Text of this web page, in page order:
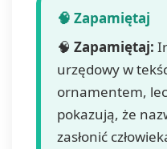
🧠 Zapamiętaj:
urzędowy w
ornamentem,
pokazują, że
zasłonić